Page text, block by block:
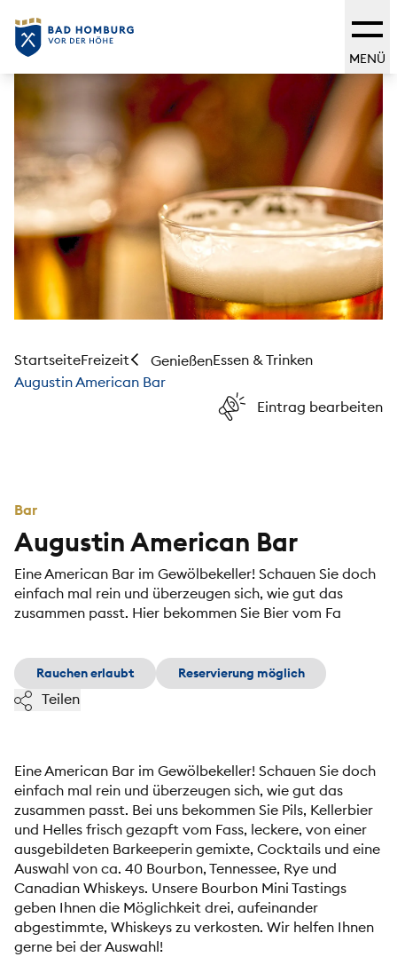
MENÜ
StartseiteFreizeit GenießenEssen & Trinken
Augustin American Bar
Eintrag bearbeiten
Bar
Augustin American Bar
Eine American Bar im Gewölbekeller! Schauen Sie doch
einfach mal rein und überzeugen sich, wie gut das
zusammen passt. Hier bekommen Sie Bier vom Fa
Rauchen erlaubt Reservierung möglich
Teilen
Eine American Bar im Gewölbekeller! Schauen Sie doch
einfach mal rein und überzeugen sich, wie gut das
zusammen passt. Bei uns bekommen Sie Pils, Kellerbier
und Helles frisch gezapft vom Fass, leckere, von einer
ausgebildeten Barkeeperin gemixte, Cocktails und eine
Auswahl von ca. 40 Bourbon, Tennessee, Rye und
Canadian Whiskeys. Unsere Bourbon Mini Tastings
geben Ihnen die Möglichkeit drei, aufeinander
abgestimmte, Whiskeys zu verkosten. Wir helfen Ihnen
gerne bei der Auswahl!